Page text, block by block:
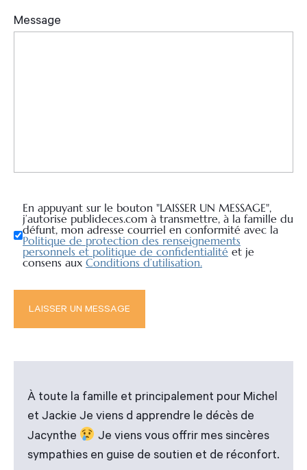
En appuyant sur le bouton "LAISSER UN MESSAGE",
j’autorise publideces.com à transmettre, à la famille du
défunt, mon adresse courriel en conformité avec la
Politique de protection des renseignements
personnels et politique de confidentialité et je
consens aux Conditions d’utilisation.
À toute la famille et principalement pour Michel
et Jackie Je viens d apprendre le décès de
Jacynthe
Je viens vous offrir mes sincères
sympathies en guise de soutien et de réconfort.